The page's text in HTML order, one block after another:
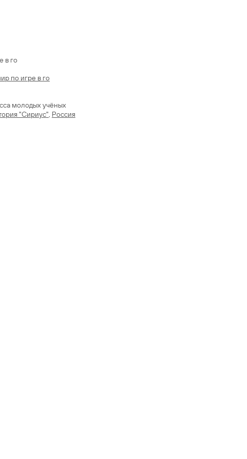
в го
по игре в го
молодых учёных
"Сириус", Россия